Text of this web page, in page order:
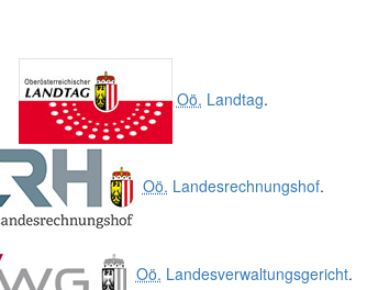
Oö. Landtag.
Oö. Landesrechnungshof.
Oö. Landesverwaltungsgericht.